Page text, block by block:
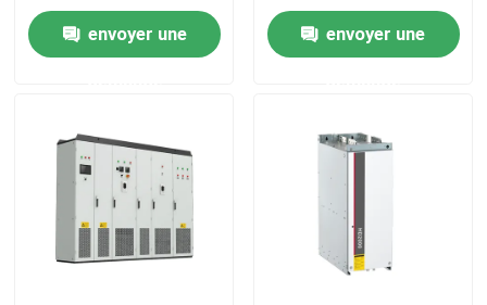
Produits
À propos de nous
Visite de l'usine
variable pour le levage
envoyer une
and Humidity Up to
85%
envoyer une